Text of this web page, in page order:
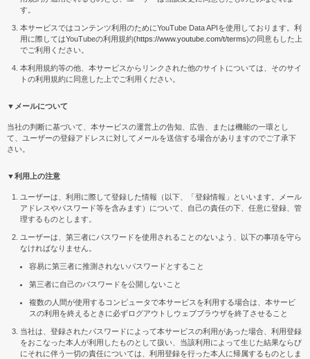
す。
本サービスではコンテンツ利用のためにYouTube Data APIを使用しております。利
用に際してはYouTubeの利用規約(https://www.youtube.com/t/terms)の同意もした上
でご利用ください。
本利用規約等の他、本サービスからリンクされた他のサイトについては、そのサイ
トの利用規約に同意した上でご利用ください。
▼メールについて
当社の判断に基づいて、本サービスの運営上の告知、広告、または機能の一環とし
て、ユーザーの登録アドレスに対してメールを送信する場合がありますのでご了承下
さい。
▼利用上の注意
ユーザーは、利用に際して登録した情報（以下、「登録情報」といいます。メール
アドレスやパスワード等を含みます）について、自己の責任の下、任意に登録、管
理するものとします。
ユーザーは、第三者にパスワードを使用されることのないよう、以下の事項を守ら
なければなりません。
容易に第三者に推測されないパスワードとすること
第三者に自己のパスワードを公開しないこと
複数の人間が使用するコンピュータで本サービスを利用する場合は、本サービ
スの利用を終えるときに必ずログアウトしウェブブラウザを終了させること
当社は、登録されたパスワードによって本サービスの利用があった場合、利用登録
をおこなった本人が利用したものとして扱い、当該利用によって生じた結果ならび
にそれに伴う一切の責任については、利用登録を行った本人に帰属するものとしま